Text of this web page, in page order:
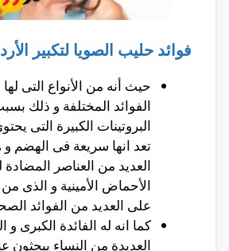
فوائد حليب الصويا لتكبير
حيث أنه من الأنواع التى
الفوائد المختلفة و ذلك
البروتينات الكبيرة التى
تعد انها سريعة فى الهضم
العديد من العناصر المضادة
الأحماض الأمينية و الذى
على العديد من الفوائد
كما انه له الفائدة الكبرى
العديدة من النساء يبحثون